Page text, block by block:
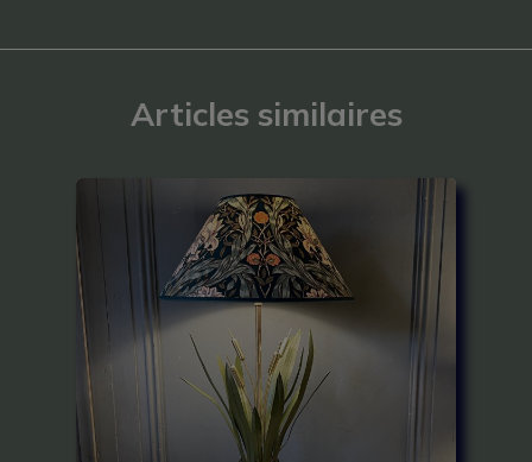
Articles similaires